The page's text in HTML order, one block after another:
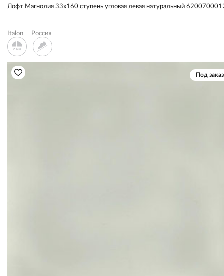
Лофт Магнолия 33x160 ступень угловая левая натуральный
Italon Россия
Под заказ